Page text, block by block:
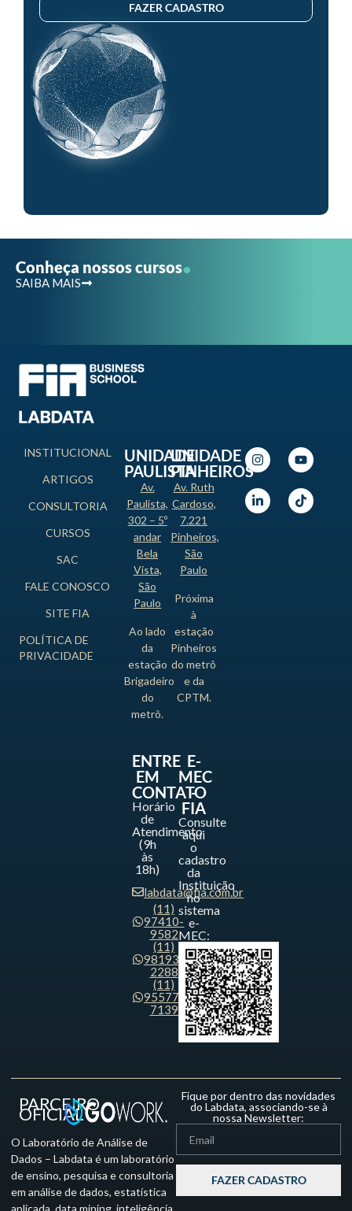
FAZER CADASTRO
Conheça nossos cursos.
SAIBA MAIS
INSTITUCIONAL
ARTIGOS
CONSULTORIA
CURSOS
SAC
FALE CONOSCO
SITE FIA
POLÍTICA DE
PRIVACIDADE
UNIDADE
PAULISTA
Av.
Paulista,
302 – 5º
andar
Bela
Vista,
São
Paulo
Ao lado
da
estação
Brigadeiro
do
metrô.
UNIDADE
PINHEIROS
Av. Ruth
Cardoso,
7.221
Pinheiros,
São
Paulo
Próxima
à
estação
Pinheiros
do metrô
e da
CPTM.
ENTRE
EM
CONTATO
Horário
de
Atendimento
(9h
às
18h)
labdata@fia.com.br
(11)
97410-
9582
(11)
98193-
2288
(11)
95577-
7139
E-
MEC
-
FIA
Consulte
aqui
o
cadastro
da
Instituição
no
sistema
e-
MEC:
PARCEIRO
OFICIAL
O Laboratório de Análise de
Dados – Labdata é um laboratório
de ensino, pesquisa e consultoria
em análise de dados, estatística
aplicada, data mining, inteligência
Fique por dentro das novidades
do Labdata, associando-se à
nossa Newsletter:
FAZER CADASTRO